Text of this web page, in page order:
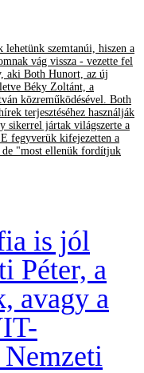
szemtanúi, hiszen a
vág vissza - vezette fel
aki Both Hunort, az új
Béky Zoltánt, a
közreműködésével. Both
terjesztéséhez használják
sikerrel jártak világszerte a
fegyverük kifejezetten a
de "most ellenük fordítjuk
is jól
Péter, a
avagy a